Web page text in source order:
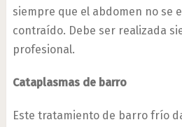
siempre que el abdomen no se
contraído. Debe ser realizada
profesional.
Cataplasmas de barro
Este tratamiento de barro frío